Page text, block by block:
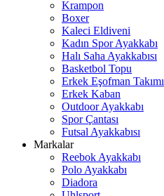
Krampon
Boxer
Kaleci Eldiveni
Kadın Spor Ayakkabı
Halı Saha Ayakkabısı
Basketbol Topu
Erkek Eşofman Takımı
Erkek Kaban
Outdoor Ayakkabı
Spor Çantası
Futsal Ayakkabısı
Markalar
Reebok Ayakkabı
Polo Ayakkabı
Diadora